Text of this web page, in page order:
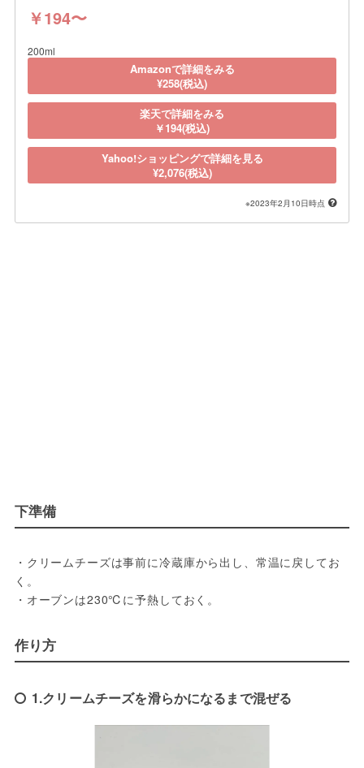
￥194〜
200ml
Amazonで詳細をみる
¥258(税込)
楽天で詳細をみる
￥194(税込)
Yahoo!ショッピングで詳細を見る
¥2,076(税込)
※2023年2月10日時点
下準備
・クリームチーズは事前に冷蔵庫から出し、常温に戻してお
く。
・オーブンは230℃に予熱しておく。
作り方
1.クリームチーズを滑らかになるまで混ぜる